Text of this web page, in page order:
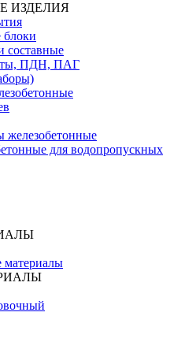
ИЗДЕЛИЯ
составные
ПДН, ПАГ
железобетонные
для водопропускных
материалы